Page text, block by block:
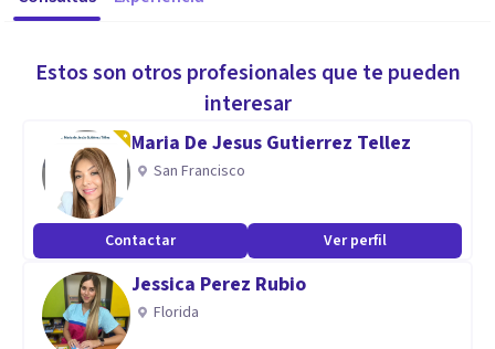
Estos son otros profesionales que te pueden
interesar
Maria De Jesus Gutierrez Tellez
San Francisco
Contactar Ver perfil
Jessica Perez Rubio
Florida